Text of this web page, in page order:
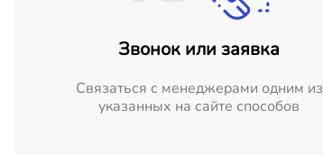
Звонок или заявка
Cвязаться с менеджерами одним из
указанных на сайте способов